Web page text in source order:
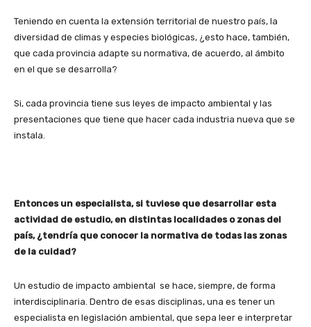
Teniendo en cuenta la extensión territorial de nuestro país, la
diversidad de climas y especies biológicas, ¿esto hace, también,
que cada provincia adapte su normativa, de acuerdo, al ámbito
en el que se desarrolla?
Si, cada provincia tiene sus leyes de impacto ambiental y las
presentaciones que tiene que hacer cada industria nueva que se
instala.
Entonces un especialista, si tuviese que desarrollar esta
actividad de estudio, en distintas localidades o zonas del
país, ¿tendría que conocer la normativa de todas las zonas
de la cuidad?
Un estudio de impacto ambiental se hace, siempre, de forma
interdisciplinaria. Dentro de esas disciplinas, una es tener un
especialista en legislación ambiental, que sepa leer e interpretar